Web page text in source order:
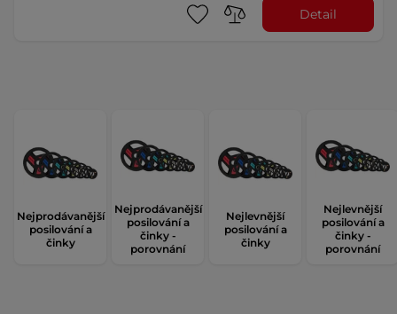
Detail
Nejprodávanější
posilování a
činky
Nejprodávanější
posilování a
činky -
porovnání
Nejlevnější
posilování a
činky
Nejlevnější
posilování a
činky -
porovnání